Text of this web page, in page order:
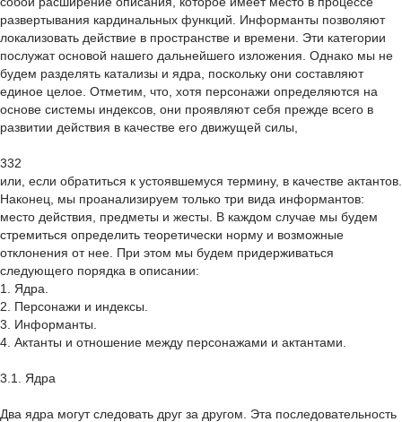
развертывания кардинальных функций. Информанты позволяют
локализовать действие в пространстве и времени. Эти категории
послужат основой нашего дальнейшего изложения. Однако мы не
будем разделять катализы и ядра, поскольку они составляют
единое целое. Отметим, что, хотя персонажи определяются на
основе системы индексов, они проявляют себя прежде всего в
развитии действия в качестве его движущей силы,
332
или, если обратиться к устоявшемуся термину, в качестве актантов.
Наконец, мы проанализируем только три вида информантов:
место действия, предметы и жесты. В каждом случае мы будем
стремиться определить теоретически норму и возможные
отклонения от нее. При этом мы будем придерживаться
следующего порядка в описании:
1. Ядра.
2. Персонажи и индексы.
3. Информанты.
4. Актанты и отношение между персонажами и актантами.
3.1. Ядра
Два ядра могут следовать друг за другом. Эта последовательность